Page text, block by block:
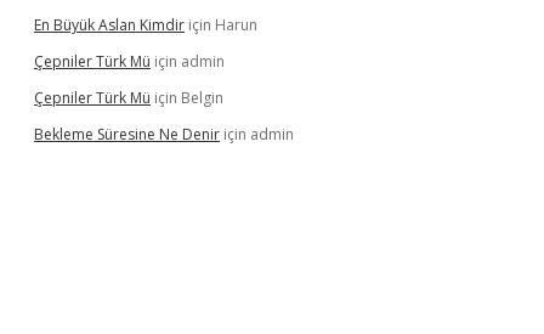
En Büyük Aslan Kimdir için Harun
Çepniler Türk Mü için admin
Çepniler Türk Mü için Belgin
Bekleme Süresine Ne Denir için admin